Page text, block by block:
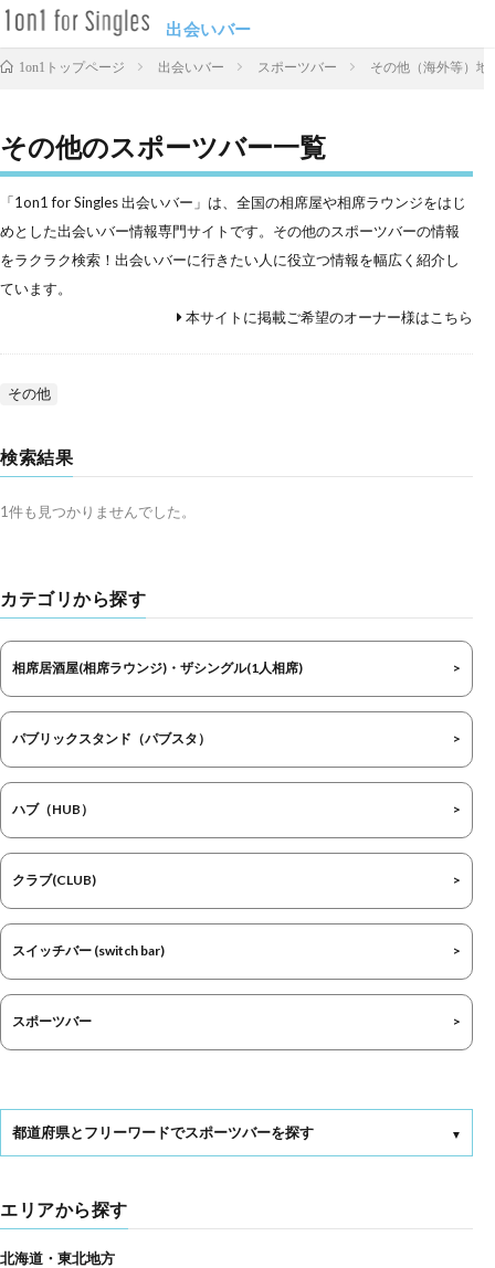
出会いバー
1on1トップページ 出会いバー スポーツバー その他（海外等）地
その他のスポーツバー一覧
「1on1 for Singles 出会いバー」は、全国の相席屋や相席ラウンジをはじ
めとした出会いバー情報専門サイトです。その他のスポーツバーの情報
をラクラク検索！出会いバーに行きたい人に役立つ情報を幅広く紹介し
ています。
本サイトに掲載ご希望のオーナー様はこちら
その他
検索結果
1件も見つかりませんでした。
カテゴリから探す
相席居酒屋(相席ラウンジ)・ザシングル(1人相席)
パブリックスタンド（パブスタ）
ハブ（HUB）
クラブ(CLUB)
スイッチバー (switch bar)
スポーツバー
都道府県とフリーワードでスポーツバーを探す
エリアから探す
北海道・東北地方